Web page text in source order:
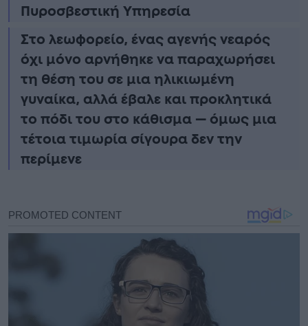
Πυροσβεστική Υπηρεσία
Στο λεωφορείο, ένας αγενής νεαρός
όχι μόνο αρνήθηκε να παραχωρήσει
τη θέση του σε μια ηλικιωμένη
γυναίκα, αλλά έβαλε και προκλητικά
το πόδι του στο κάθισμα — όμως μια
τέτοια τιμωρία σίγουρα δεν την
περίμενε